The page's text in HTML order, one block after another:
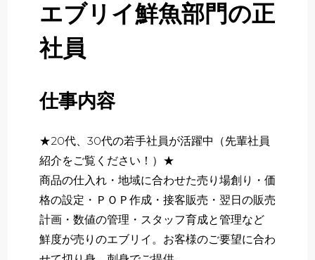
Partner
Newer
いますぐ応募する
エブリイ鮮魚部門の正
社員
仕事内容
★20代、30代の若手社員が活躍中（先輩社員
紹介をご覧ください！）★
商品の仕入れ・地域に合わせた売り場創り・価
格の設定・ＰＯＰ作成・接客販売・翌日の販売
計画・数値の管理・スタッフ育成と管理など
鮮度が売りのエブリイ。お客様のご要望に合わ